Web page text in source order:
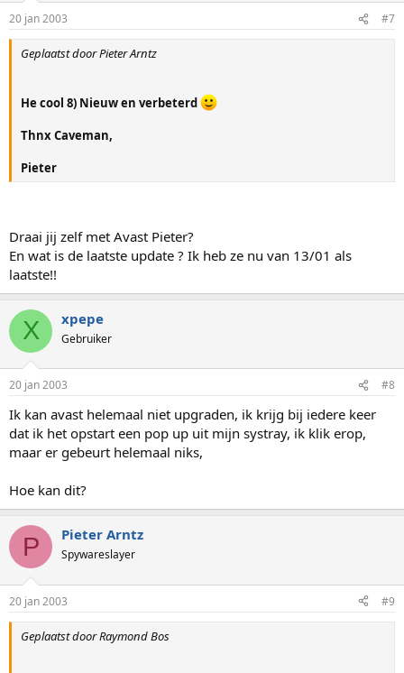
20 jan 2003 #7
Geplaatst door Pieter Arntz
He cool 8) Nieuw en verbeterd
Thnx Caveman,
Pieter
Draai jij zelf met Avast Pieter?
En wat is de laatste update ? Ik heb ze nu van 13/01 als
laatste!!
X xpepe
Gebruiker
20 jan 2003 #8
Ik kan avast helemaal niet upgraden, ik krijg bij iedere keer
dat ik het opstart een pop up uit mijn systray, ik klik erop,
maar er gebeurt helemaal niks,
Hoe kan dit?
P Pieter Arntz
Spywareslayer
20 jan 2003 #9
Geplaatst door Raymond Bos